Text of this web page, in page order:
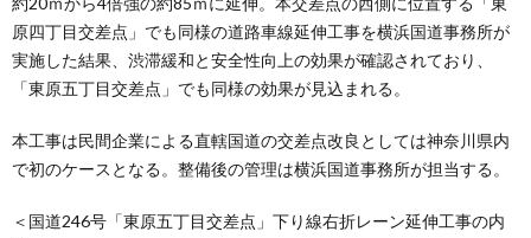
原四丁目交差点」でも同様の道路車線延伸工事を横浜国道事務所が
実施した結果、渋滞緩和と安全性向上の効果が確認されており、
「東原五丁目交差点」でも同様の効果が見込まれる。
本工事は⺠間企業による直轄国道の交差点改良としては神奈川県内
で初のケースとなる。整備後の管理は横浜国道事務所が担当する。
＜国道246号「東原五丁目交差点」下り線右折レーン延伸工事の内